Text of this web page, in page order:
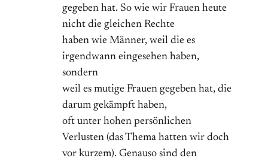
gegeben hat. So wie wir Frauen heute
nicht die gleichen Rechte
haben wie Männer, weil die es
irgendwann eingesehen haben,
sondern
weil es mutige Frauen gegeben hat, die
darum gekämpft haben,
oft unter hohen persönlichen
Verlusten (das Thema hatten wir doch
vor kurzem). Genauso sind den